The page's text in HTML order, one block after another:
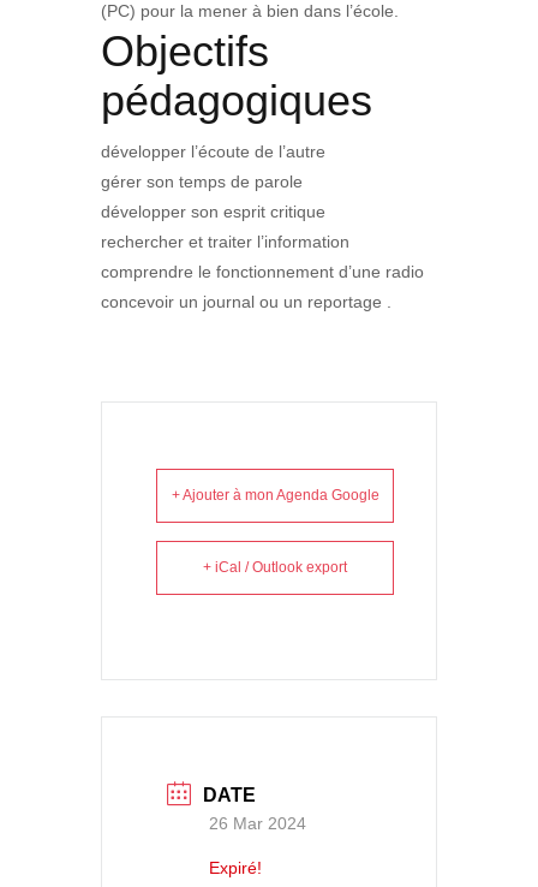
(PC) pour la mener à bien dans l’école.
Objectifs
pédagogiques
développer l’écoute de l’autre
gérer son temps de parole
développer son esprit critique
rechercher et traiter l’information
comprendre le fonctionnement d’une radio
concevoir un journal ou un reportage .
+ Ajouter à mon Agenda Google
+ iCal / Outlook export
DATE
26 Mar 2024
Expiré!